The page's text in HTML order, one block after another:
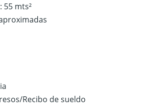
55 mts²
Recibo de sueldo